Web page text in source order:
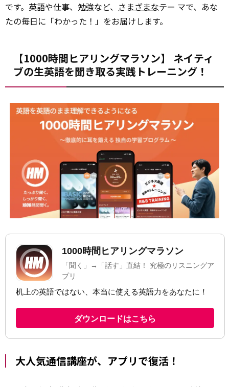
です。英語や仕事、勉強など、 さまざまなテー マで、あな
たの毎日に「わかった！」をお届けします。
【1000時間ヒアリングマラソン】 ネイティ
ブの生英語を聞き取る実践トレーニング！
大人気通信講座が、アプリで復活！